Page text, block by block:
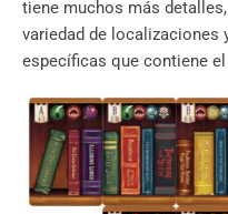
tiene muchos más
variedad de localizaciones
específicas que contiene